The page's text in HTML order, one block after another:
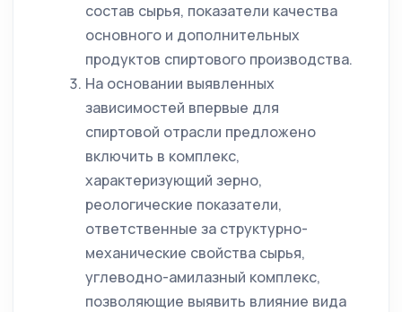
состав сырья, показатели качества
основного и дополнительных
продуктов спиртового производства.
На основании выявленных
зависимостей впервые для
спиртовой отрасли предложено
включить в комплекс,
характеризующий зерно,
реологические показатели,
ответственные за структурно-
механические свойства сырья,
углеводно-амилазный комплекс,
позволяющие выявить влияние вида